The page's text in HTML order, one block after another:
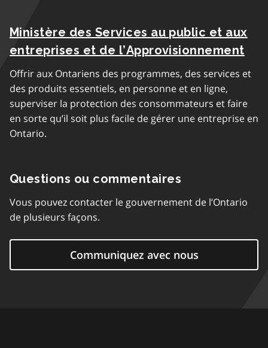
Ministère des Services au public et aux
entreprises et de l’Approvisionnement
Offrir aux Ontariens des programmes, des services et
des produits essentiels, en personne et en ligne,
superviser la protection des consommateurs et faire
en sorte qu’il soit plus facile de gérer une entreprise en
Ontario.
Questions ou commentaires
Vous pouvez contacter le gouvernement de l’Ontario
de plusieurs façons.
Communiquez avec nous